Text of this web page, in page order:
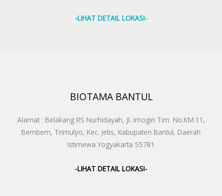
-LIHAT DETAIL LOKASI-
BIOTAMA BANTUL
Alamat : Belakang RS Nurhidayah, Jl. Imogiri Tim. No.KM.11,
Bembem, Trimulyo, Kec. Jetis, Kabupaten Bantul, Daerah
Istimewa Yogyakarta 55781
-LIHAT DETAIL LOKASI-